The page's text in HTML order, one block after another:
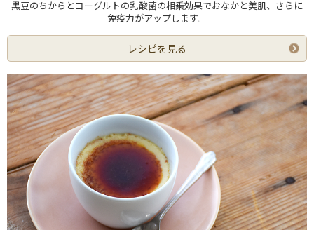
黒豆のちからとヨーグルトの乳酸菌の相乗効果でおなかと美肌、さらに
免疫力がアップします。
レシピを見る